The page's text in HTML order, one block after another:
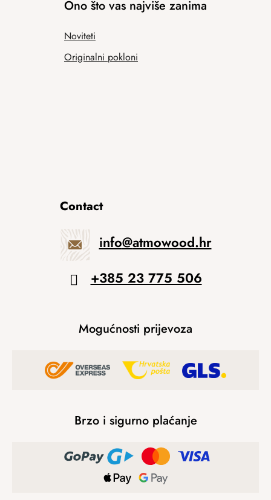
Ono što vas najviše zanima
Noviteti
Originalni pokloni
Contact
info@atmowood.hr
+385 23 775 506
Mogućnosti prijevoza
Brzo i sigurno plaćanje